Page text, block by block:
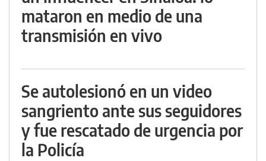
mataron en medio de una
transmisión en vivo
Se autolesionó en un video
sangriento ante sus seguidores
y fue rescatado de urgencia por
la Policía